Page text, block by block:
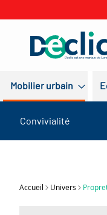
Mobilier urbain
Convivialité
Accueil Univers